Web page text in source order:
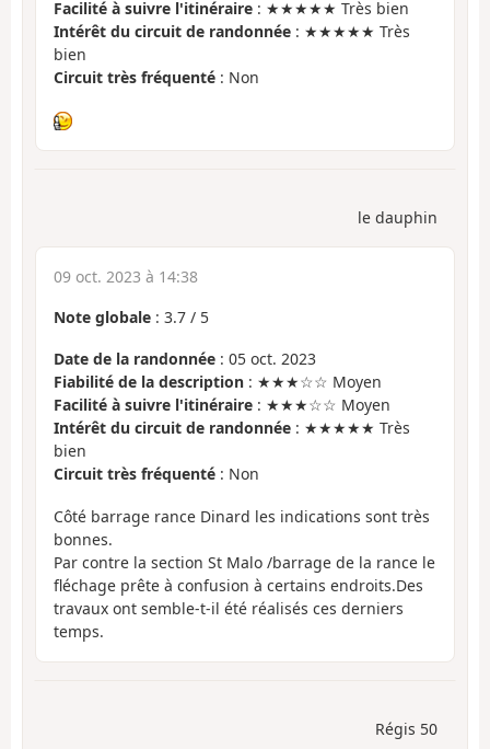
Facilité à suivre l'itinéraire : ★★★★★ Très bien
Intérêt du circuit de randonnée : ★★★★★ Très
bien
Circuit très fréquenté : Non
le dauphin
09 oct. 2023 à 14:38
Note globale : 3.7 / 5
Date de la randonnée : 05 oct. 2023
Fiabilité de la description : ★★★☆☆ Moyen
Facilité à suivre l'itinéraire : ★★★☆☆ Moyen
Intérêt du circuit de randonnée : ★★★★★ Très
bien
Circuit très fréquenté : Non
Côté barrage rance Dinard les indications sont très
bonnes.
Par contre la section St Malo /barrage de la rance le
fléchage prête à confusion à certains endroits.Des
travaux ont semble-t-il été réalisés ces derniers
temps.
Régis 50